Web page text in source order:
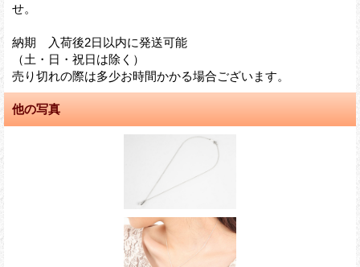
せ。
納期 入荷後2日以内に発送可能
（土・日・祝日は除く）
売り切れの際は多少お時間かかる場合ございます。
他の写真